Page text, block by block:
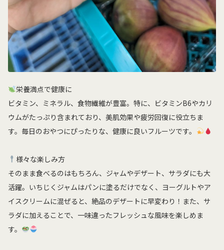
栄養満点で健康に
ビタミン、ミネラル、食物繊維が豊富。特に、ビタミンB6やカリ
ウムがたっぷり含まれており、美肌効果や疲労回復に役立ちま
す。毎日のおやつにぴったりな、健康に良いフルーツです。
様々な楽しみ方
そのまま食べるのはもちろん、ジャムやデザート、サラダにも大
活躍。いちじくジャムはパンに塗るだけでなく、ヨーグルトやア
イスクリームに混ぜると、絶品のデザートに早変わり！また、サ
ラダに加えることで、一味違ったフレッシュな風味を楽しめま
す。